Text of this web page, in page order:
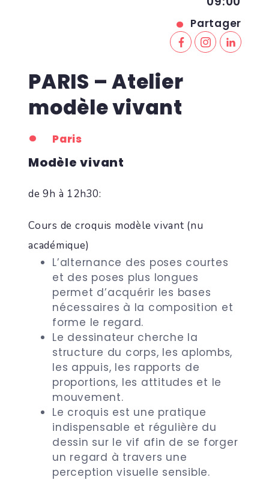
Partager
PARIS – Atelier
modèle vivant
Paris
Modèle vivant
de 9h à 12h30:
Cours de croquis modèle vivant (nu
académique)
L’alternance des poses courtes
et des poses plus longues
permet d’acquérir les bases
nécessaires à la composition et
forme le regard.
Le dessinateur cherche la
structure du corps, les aplombs,
les appuis, les rapports de
proportions, les attitudes et le
mouvement.
Le croquis est une pratique
indispensable et régulière du
dessin sur le vif afin de se forger
un regard à travers une
perception visuelle sensible.